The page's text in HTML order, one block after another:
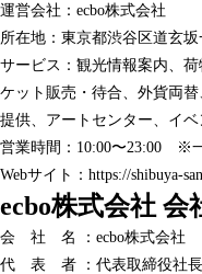
運営会社：ecbo株式会社
所在地：東京都渋谷区道⽞
サービス：観光情報案内、
ケット販売・待合、外貨両
提供、アートセンター、イ
営業時間：10:00〜23:00 ※
Webサイト： https://shibuya-
ecbo株式会社 会
会 社 名 ：ecbo株式会社
代 表 者 ：代表取締役社